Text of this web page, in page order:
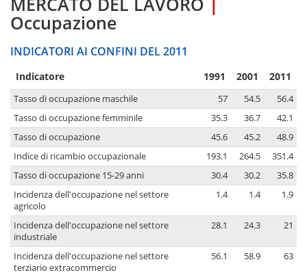
Occupazione
INDICATORI AI CONFINI DEL 2011
Indicatore 1991 2001 2011
Tasso di occupazione maschile 57 54.5
56.4
Tasso di occupazione femminile
35.3 36.7
42.1
Tasso di occupazione
45.6 45.2
48.9
Indice di ricambio occupazionale
193.1 264.5
351.4
Tasso di occupazione 15-29 anni
30.4 30.2
35.8
Incidenza dell'occupazione nel settore
agricolo
1.4 1.4 1.9
Incidenza dell'occupazione nel settore
industriale
28.1 24.3 21
Incidenza dell'occupazione nel settore
terziario extracommercio
56.1 58.9 63